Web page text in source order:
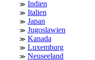
Indien
Italien
Japan
Jugoslawien
Kanada
Luxemburg
Neuseeland